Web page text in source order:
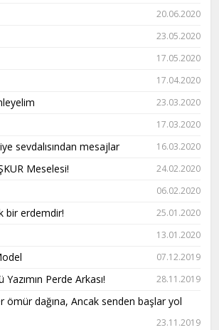
20.06.2020
23.05.2020
17.05.2020
17.04.2020
23.03.2020
17.03.2020
sevdalısından mesajlar 16.03.2020
Meselesi! 24.02.2020
06.02.2020
bir erdemdir! 25.01.2020
13.01.2020
07.12.2019
Perde Arkası! 28.11.2019
ömür dağına, Ancak senden başlar yol
23.11.2019